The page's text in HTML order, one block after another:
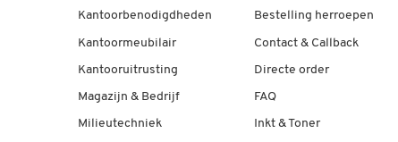
Kantoorbenodigdheden
Kantoormeubilair
Kantooruitrusting
Magazijn & Bedrijf
Milieutechniek
Bestelling herroepen
Contact & Callback
Directe order
FAQ
Inkt & Toner